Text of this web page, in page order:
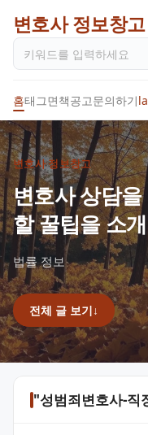
변호사 정보창고
홈태그면책공고문의하기
변호사 정보창고
변호사 상담
할 꿀팁을 소
법률 정보
전체 글 보기↓
"성범죄변호사-직